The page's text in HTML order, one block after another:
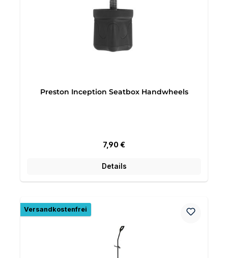
Preston Inception Seatbox Handwheels
Regulärer Preis:
7,90 €
Details
Versandkostenfrei